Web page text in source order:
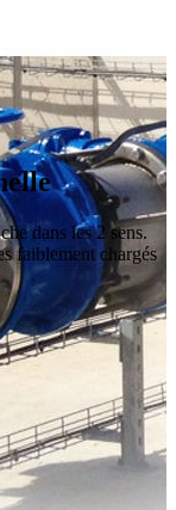
dans les 2 sens.
faiblement chargés